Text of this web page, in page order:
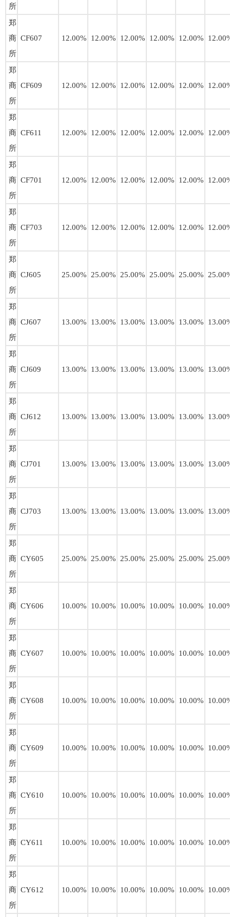
所
郑
商
所
CF607 12.00% 12.00% 12.00% 12.00% 12.00%
郑
商
所
CF609 12.00% 12.00% 12.00% 12.00% 12.00%
郑
商
所
CF611 12.00% 12.00% 12.00% 12.00% 12.00%
郑
商
所
CF701 12.00% 12.00% 12.00% 12.00% 12.00%
郑
商
所
CF703 12.00% 12.00% 12.00% 12.00% 12.00%
郑
商
所
CJ605 25.00% 25.00% 25.00% 25.00% 25.00%
郑
商
所
CJ607 13.00% 13.00% 13.00% 13.00% 13.00%
郑
商
所
CJ609 13.00% 13.00% 13.00% 13.00% 13.00%
郑
商
所
CJ612 13.00% 13.00% 13.00% 13.00% 13.00%
郑
商
所
CJ701 13.00% 13.00% 13.00% 13.00% 13.00%
郑
商
所
CJ703 13.00% 13.00% 13.00% 13.00% 13.00%
郑
商
所
CY605 25.00% 25.00% 25.00% 25.00% 25.00%
郑
商
所
CY606 10.00% 10.00% 10.00% 10.00% 10.00%
郑
商
所
CY607 10.00% 10.00% 10.00% 10.00% 10.00%
郑
商
所
CY608 10.00% 10.00% 10.00% 10.00% 10.00%
郑
商
所
CY609 10.00% 10.00% 10.00% 10.00% 10.00%
郑
商
所
CY610 10.00% 10.00% 10.00% 10.00% 10.00%
郑
商
所
CY611 10.00% 10.00% 10.00% 10.00% 10.00%
郑
商
所
CY612 10.00% 10.00% 10.00% 10.00% 10.00%